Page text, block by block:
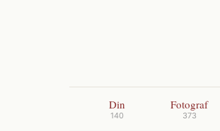
Din
140
Fotograf
373